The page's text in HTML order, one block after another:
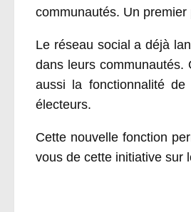
communautés. Un
Le réseau social a déjà
dans leurs communautés.
aussi la fonctionnalité
électeurs.
Cette nouvelle fonction
vous de cette initiative sur